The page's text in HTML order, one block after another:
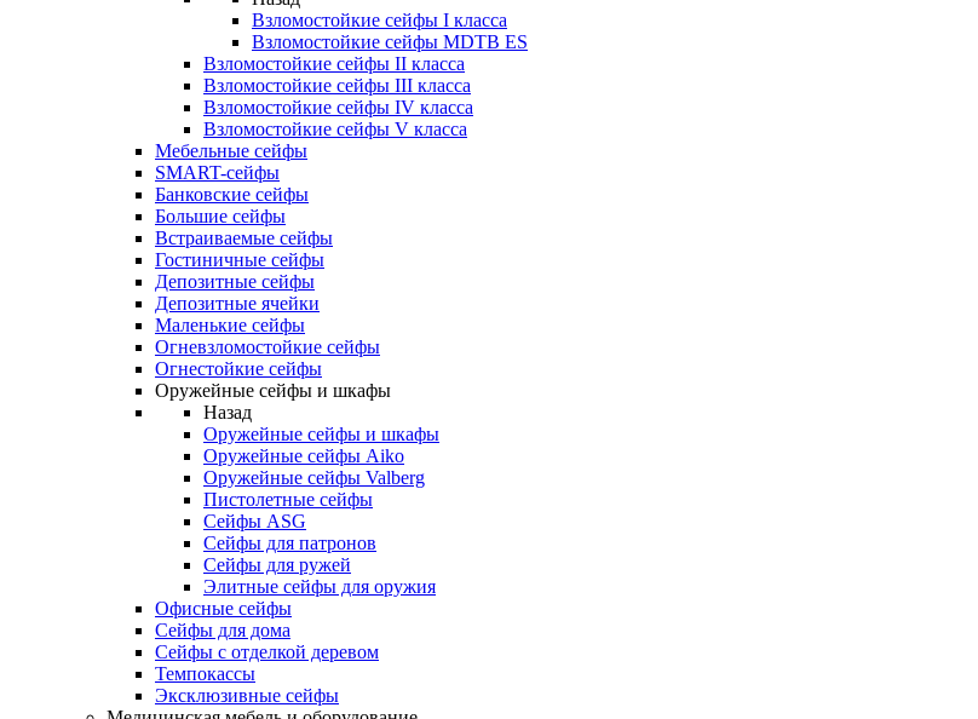
Взломостойкие сейфы I класса
Взломостойкие сейфы MDTB ES
Взломостойкие сейфы II класса
Взломостойкие сейфы III класса
Взломостойкие сейфы IV класса
Взломостойкие сейфы V класса
Мебельные сейфы
SMART-сейфы
Банковские сейфы
Большие сейфы
Встраиваемые сейфы
Гостиничные сейфы
Депозитные сейфы
Депозитные ячейки
Маленькие сейфы
Огневзломостойкие сейфы
Огнестойкие сейфы
Оружейные сейфы и шкафы
Назад
Оружейные сейфы и шкафы
Оружейные сейфы Aiko
Оружейные сейфы Valberg
Пистолетные сейфы
Сейфы ASG
Сейфы для патронов
Сейфы для ружей
Элитные сейфы для оружия
Офисные сейфы
Сейфы для дома
Сейфы с отделкой деревом
Темпокассы
Эксклюзивные сейфы